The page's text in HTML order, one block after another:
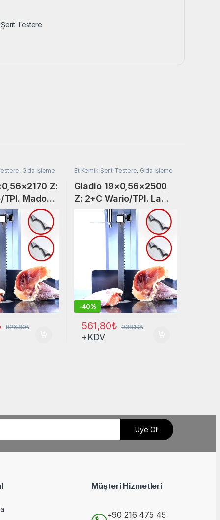
Testere
, Gıda İşleme
Z:
TPI. Mado
826,80₺
Et Kemik Şerit Testere, Gıda İşleme
Gladio 19×0,56×2500
Z: 2+C Wario/TPI. La
Minerva-Seymag-
Mateka-Yılmaz
-40%
561,80₺ 938,10₺
+KDV
Müşteri Hizmetleri
+90 216 475 45